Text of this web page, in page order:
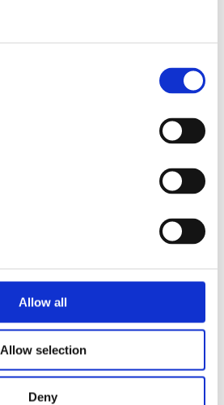
Allow all
Allow selection
Deny
JUNI 17, 2021